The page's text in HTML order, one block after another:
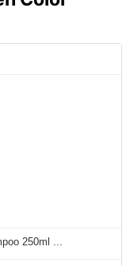
250ml ...